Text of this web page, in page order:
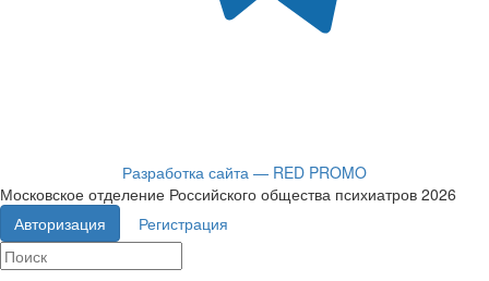
Разработка сайта — RED PROMO
Московское отделение Российского общества психиатров 2026
Авторизация
Регистрация